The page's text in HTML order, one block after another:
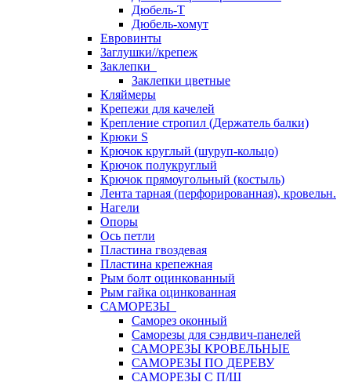
Дюбель-Т
Дюбель-хомут
Евровинты
Заглушки//крепеж
Заклепки
Заклепки цветные
Кляймеры
Крепежи для качелей
Крепление стропил (Держатель балки)
Крюки S
Крючок круглый (шуруп-кольцо)
Крючок полукруглый
Крючок прямоугольный (костыль)
Лента тарная (перфорированная), кровельн.
Нагели
Опоры
Ось петли
Пластина гвоздевая
Пластина крепежная
Рым болт оцинкованный
Рым гайка оцинкованная
САМОРЕЗЫ
Саморез оконный
Саморезы для сэндвич-панелей
САМОРЕЗЫ КРОВЕЛЬНЫЕ
САМОРЕЗЫ ПО ДЕРЕВУ
САМОРЕЗЫ С П/Ш